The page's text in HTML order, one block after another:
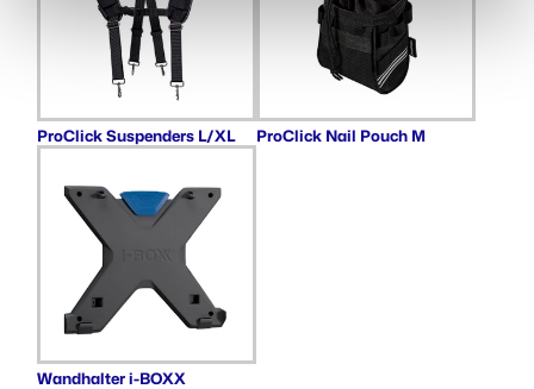
ProClick Suspenders L/XL ProClick Nail Pouch M
Wandhalter i-BOXX